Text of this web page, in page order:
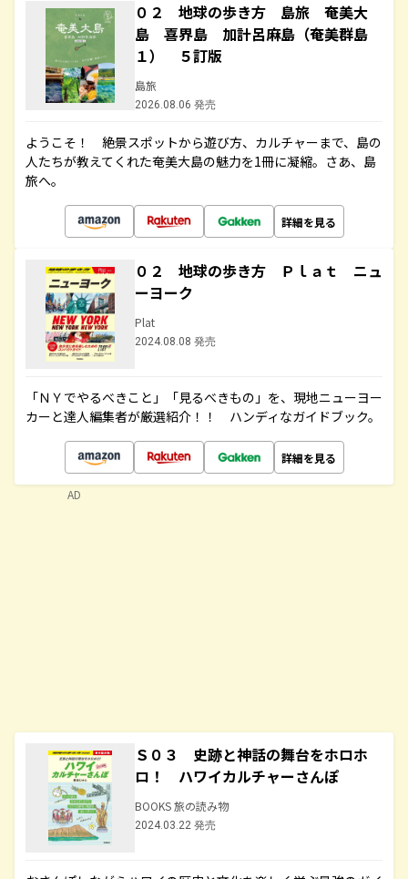
０２ 地球の歩き方 島旅 奄美大
島 喜界島 加計呂麻島（奄美群島
１） ５訂版
島旅
2026.08.06 発売
ようこそ！ 絶景スポットから遊び方、カルチャーまで、島の
人たちが教えてくれた奄美大島の魅力を1冊に凝縮。さあ、島
旅へ。
詳細を見る
０２ 地球の歩き方 Ｐｌａｔ ニュ
ーヨーク
Plat
2024.08.08 発売
「ＮＹでやるべきこと」「見るべきもの」を、現地ニューヨー
カーと達人編集者が厳選紹介！！ ハンディなガイドブック。
詳細を見る
Ｓ０３ 史跡と神話の舞台をホロホ
ロ！ ハワイカルチャーさんぽ
BOOKS 旅の読み物
2024.03.22 発売
AD